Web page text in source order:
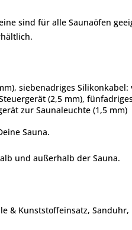
sind für alle Saunaöfen
siebenadriges
(2,5 mm),
zur Saunaleuchte (1,5 mm)
Sauna.
und außerhalb der Sauna.
& Kunststoffeinsatz,